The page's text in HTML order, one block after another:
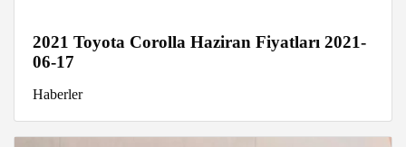
2021 Toyota Corolla Haziran Fiyatları 2021-
06-17
Haberler